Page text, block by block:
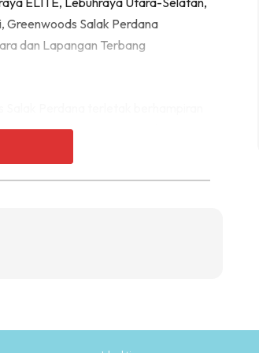
Greenwoods Salak Perdana
dan Lapangan Terbang
Outlet, pastinya melengkapi
membawa definisi baru untuk
berlaku.